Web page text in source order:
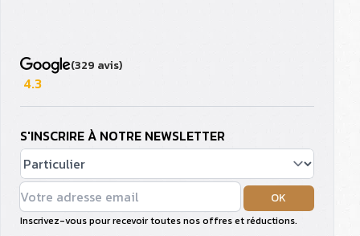
(329 avis)
4.3
S'INSCRIRE À NOTRE NEWSLETTER
OK
Inscrivez-vous pour recevoir toutes nos offres et réductions.